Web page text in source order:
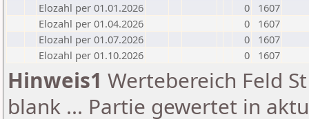
Elozahl per 01.01.2026
0
1607
Elozahl per 01.04.2026
0
1607
Elozahl per 01.07.2026
0
1607
Elozahl per 01.10.2026
0 1607
Hinweis1 Wertebereich Feld
blank ... Partie gewertet in